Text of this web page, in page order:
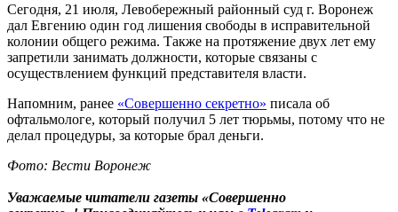
Сегодня, 21 июля, Левобережный районный суд г. Воронеж
дал Евгению один год лишения свободы в исправительной
колонии общего режима. Также на протяжение двух лет ему
запретили занимать должности, которые связаны с
осуществлением функций представителя власти.
Напомним, ранее «Совершенно секретно» писала об
офтальмологе, который получил 5 лет тюрьмы, потому что не
делал процедуры, за которые брал деньги.
Фото: Вести Воронеж
Уважаемые читатели газеты «Совершенно